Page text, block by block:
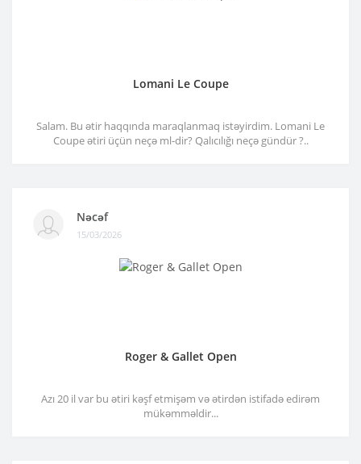
Lomani Le Coupe
Salam. Bu ətir haqqında maraqlanmaq istəyirdim. Lomani Le
Coupe ətiri üçün neçə ml-dir? Qalıcılığı neçə gündür ?..
Nəcəf
15/03/2026
Roger & Gallet Open
Azı 20 il var bu ətiri kəşf etmişəm və ətirdən istifadə edirəm
mükəmməldir...